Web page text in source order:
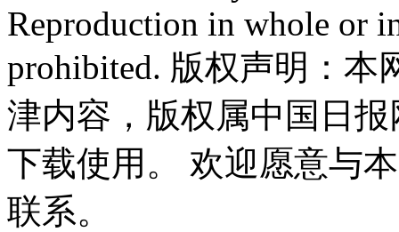
Reproduction in whole or
prohibited. 版权声明：
津内容，版权属中国日
下载使用。 欢迎愿意与
联系。